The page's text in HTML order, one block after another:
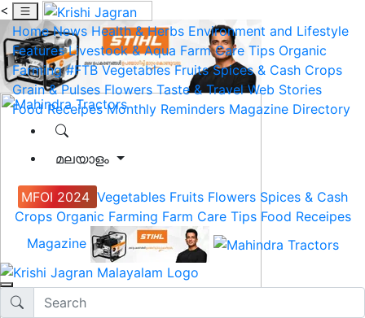
<
Home News Health & Herbs Environment and Lifestyle
Features Livestock & Aqua Farm Care Tips Organic
Farming #FTB Vegetables Fruits Spices & Cash Crops
Grain & Pulses Flowers Taste & Travel Web Stories
Food Receipes Monthly Reminders Magazine Directory
മലയാളം
MFOI 2024 Vegetables Fruits Flowers Spices & Cash
Crops Organic Farming Farm Care Tips Food Receipes
Magazine